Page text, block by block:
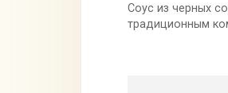
Соус из черных
традиционным